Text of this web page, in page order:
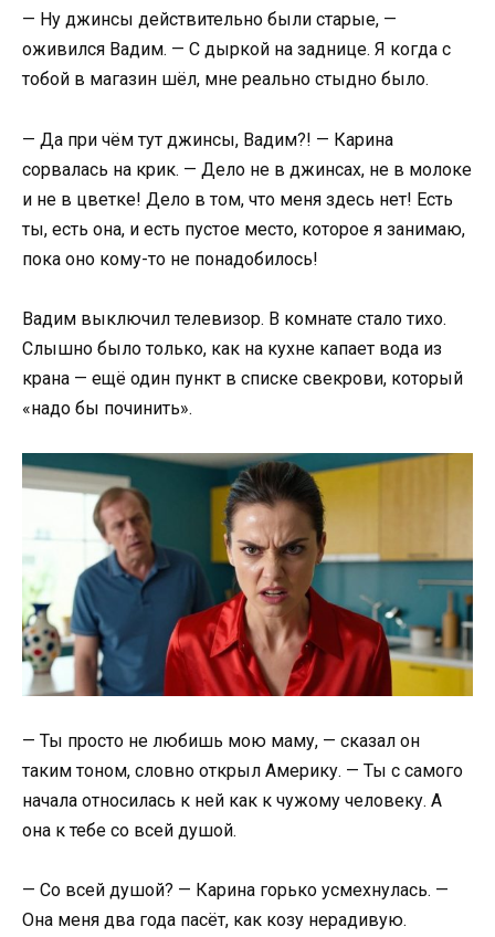
— Ну джинсы действительно были старые, —
оживился Вадим. — С дыркой на заднице. Я когда с
тобой в магазин шёл, мне реально стыдно было.
— Да при чём тут джинсы, Вадим?! — Карина
сорвалась на крик. — Дело не в джинсах, не в молоке
и не в цветке! Дело в том, что меня здесь нет! Есть
ты, есть она, и есть пустое место, которое я занимаю,
пока оно кому-то не понадобилось!
Вадим выключил телевизор. В комнате стало тихо.
Слышно было только, как на кухне капает вода из
крана — ещё один пункт в списке свекрови, который
«надо бы починить».
— Ты просто не любишь мою маму, — сказал он
таким тоном, словно открыл Америку. — Ты с самого
начала относилась к ней как к чужому человеку. А
она к тебе со всей душой.
— Со всей душой? — Карина горько усмехнулась. —
Она меня два года пасёт, как козу нерадивую.